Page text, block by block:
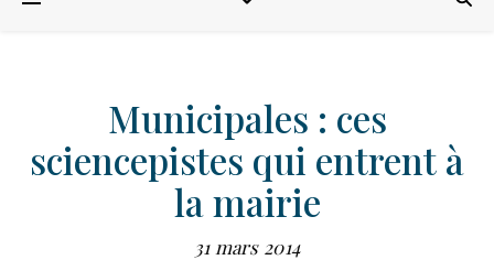
Municipales : ces
sciencepistes qui entrent à
la mairie
31 mars 2014